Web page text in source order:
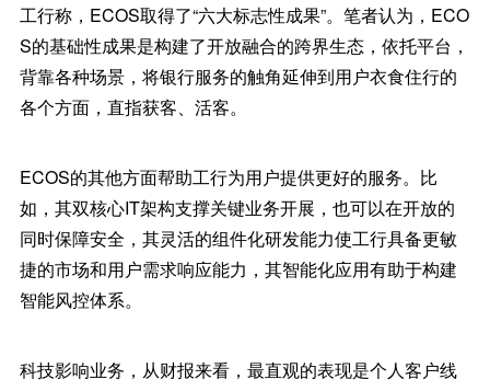
工行称，ECOS取得了“六大标志性成果”。笔者认为，ECO
S的基础性成果是构建了开放融合的跨界生态，依托平台，
背靠各种场景，将银行服务的触角延伸到用户衣食住行的
各个方面，直指获客、活客。
ECOS的其他方面帮助工行为用户提供更好的服务。比
如，其双核心IT架构支撑关键业务开展，也可以在开放的
同时保障安全，其灵活的组件化研发能力使工行具备更敏
捷的市场和用户需求响应能力，其智能化应用有助于构建
智能风控体系。
科技影响业务，从财报来看，最直观的表现是个人客户线